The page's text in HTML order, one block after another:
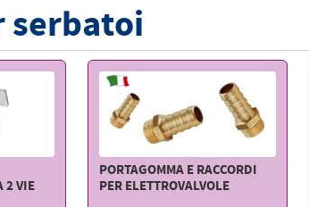
serbatoi
2 VIE
PORTAGOMMA E RACCORDI
PER ELETTROVALVOLE